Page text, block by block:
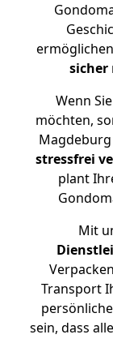
sicher
Wenn
möchten,
stressfrei
plant
Mit
Transport
sein, dass